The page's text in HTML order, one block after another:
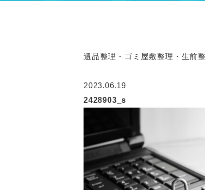
遺品整理・ゴミ屋敷整理・生前
2023.06.19
2428903_s